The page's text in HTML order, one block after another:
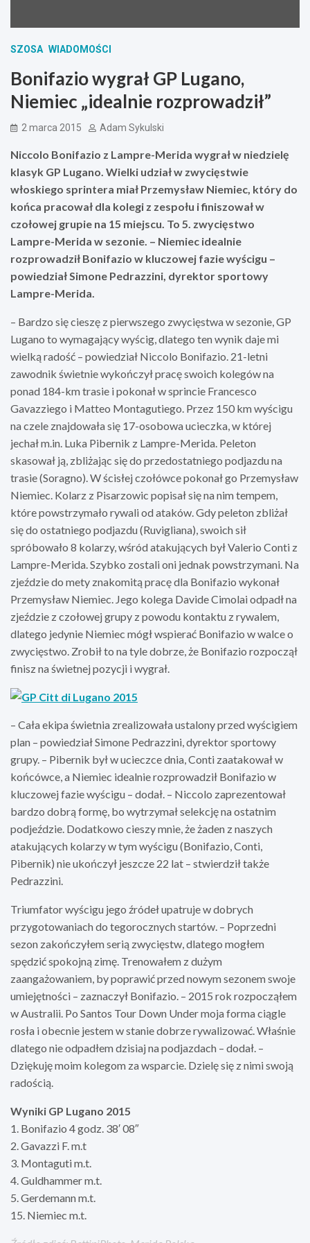
SZOSA WIADOMOŚCI
Bonifazio wygrał GP Lugano,
Niemiec „idealnie rozprowadził”
2 marca 2015 Adam Sykulski
Niccolo Bonifazio z Lampre-Merida wygrał w niedzielę
klasyk GP Lugano. Wielki udział w zwycięstwie
włoskiego sprintera miał Przemysław Niemiec, który do
końca pracował dla kolegi z zespołu i finiszował w
czołowej grupie na 15 miejscu. To 5. zwycięstwo
Lampre-Merida w sezonie. – Niemiec idealnie
rozprowadził Bonifazio w kluczowej fazie wyścigu –
powiedział Simone Pedrazzini, dyrektor sportowy
Lampre-Merida.
– Bardzo się cieszę z pierwszego zwycięstwa w sezonie, GP
Lugano to wymagający wyścig, dlatego ten wynik daje mi
wielką radość – powiedział Niccolo Bonifazio. 21-letni
zawodnik świetnie wykończył pracę swoich kolegów na
ponad 184-km trasie i pokonał w sprincie Francesco
Gavazziego i Matteo Montagutiego. Przez 150 km wyścigu
na czele znajdowała się 17-osobowa ucieczka, w której
jechał m.in. Luka Pibernik z Lampre-Merida. Peleton
skasował ją, zbliżając się do przedostatniego podjazdu na
trasie (Soragno). W ścisłej czołówce pokonał go Przemysław
Niemiec. Kolarz z Pisarzowic popisał się na nim tempem,
które powstrzymało rywali od ataków. Gdy peleton zbliżał
się do ostatniego podjazdu (Ruvigliana), swoich sił
spróbowało 8 kolarzy, wśród atakujących był Valerio Conti z
Lampre-Merida. Szybko zostali oni jednak powstrzymani. Na
zjeździe do mety znakomitą pracę dla Bonifazio wykonał
Przemysław Niemiec. Jego kolega Davide Cimolai odpadł na
zjeździe z czołowej grupy z powodu kontaktu z rywalem,
dlatego jedynie Niemiec mógł wspierać Bonifazio w walce o
zwycięstwo. Zrobił to na tyle dobrze, że Bonifazio rozpoczął
finisz na świetnej pozycji i wygrał.
– Cała ekipa świetnia zrealizowała ustalony przed wyścigiem
plan – powiedział Simone Pedrazzini, dyrektor sportowy
grupy. – Pibernik był w ucieczce dnia, Conti zaatakował w
końcówce, a Niemiec idealnie rozprowadził Bonifazio w
kluczowej fazie wyścigu – dodał. – Niccolo zaprezentował
bardzo dobrą formę, bo wytrzymał selekcję na ostatnim
podjeździe. Dodatkowo cieszy mnie, że żaden z naszych
atakujących kolarzy w tym wyścigu (Bonifazio, Conti,
Pibernik) nie ukończył jeszcze 22 lat – stwierdził także
Pedrazzini.
Triumfator wyścigu jego źródeł upatruje w dobrych
przygotowaniach do tegorocznych startów. – Poprzedni
sezon zakończyłem serią zwycięstw, dlatego mogłem
spędzić spokojną zimę. Trenowałem z dużym
zaangażowaniem, by poprawić przed nowym sezonem swoje
umiejętności – zaznaczył Bonifazio. – 2015 rok rozpocząłem
w Australii. Po Santos Tour Down Under moja forma ciągle
rosła i obecnie jestem w stanie dobrze rywalizować. Właśnie
dlatego nie odpadłem dzisiaj na podjazdach – dodał. –
Dziękuję moim kolegom za wsparcie. Dzielę się z nimi swoją
radością.
Wyniki GP Lugano 2015
1. Bonifazio 4 godz. 38′ 08″
2. Gavazzi F. m.t
3. Montaguti m.t.
4. Guldhammer m.t.
5. Gerdemann m.t.
15. Niemiec m.t.